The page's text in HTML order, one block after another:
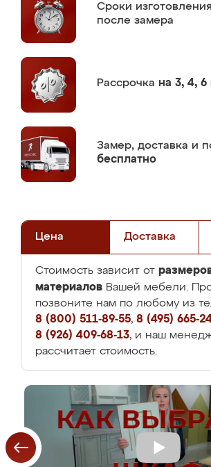
Сроки изготовления
после замера
Рассрочка на 3, 4, 6
Замер, доставка и
бесплатно
Цена Доставка
Стоимость зависит от
материалов Вашей мебели.
позвоните нам по любому из
8 (800) 511-89-55, 8 (495) 665-
8 (926) 409-68-13, и наш
рассчитает стоимость.